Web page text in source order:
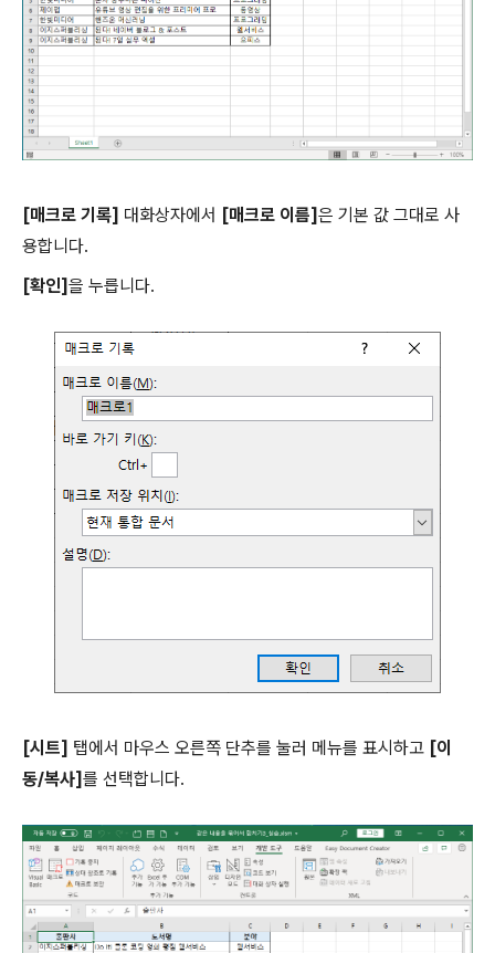
[매크로 기록] 대화상자에서 [매크로 이름]은 기본 값 그대로 사
용합니다.
[확인]을 누릅니다.
[시트] 탭에서 마우스 오른쪽 단추를 눌러 메뉴를 표시하고 [이
동/복사]를 선택합니다.